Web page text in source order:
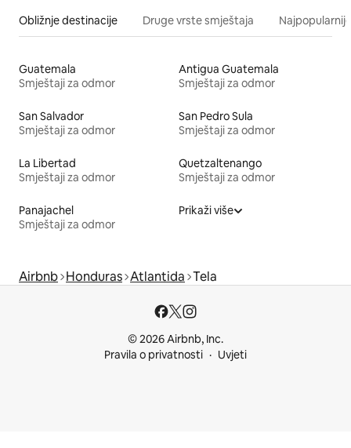
Obližnje destinacije Druge vrste smještaja
Guatemala
Smještaji za odmor
Antigua Guatemala
Smještaji za odmor
San Salvador
Smještaji za odmor
San Pedro Sula
Smještaji za odmor
La Libertad
Smještaji za odmor
Quetzaltenango
Smještaji za odmor
Panajachel
Smještaji za odmor
Prikaži više
Airbnb Honduras Atlantida Tela
© 2026 Airbnb, Inc.
Pravila o privatnosti
Uvjeti